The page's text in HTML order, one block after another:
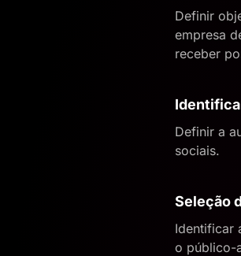
Definir
empresa
receber
Definir a
sociais.
Seleção
Identificar
o público-